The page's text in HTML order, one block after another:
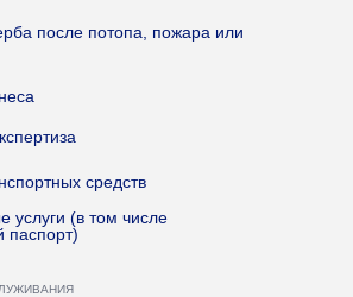
после потопа, пожара или
услуги (в том числе
паспорт)
средств